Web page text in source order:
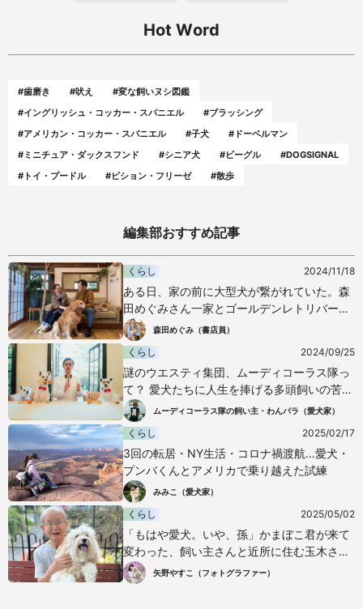
Hot Word
#歯磨き #吠え
#変な飼いヌシ図鑑
#イングリッシュ・コッカー・スパニエル
#ブラッシング
#アメリカン・コッカー・スパニエル
#子犬
#ドーベルマン
#ミニチュア・ダックスフンド
#シニア犬 #ビーグル
#DOGSIGNAL
#トイ・プードル
#ビション・フリーゼ #散歩
編集部おすすめ記事
くらし 2024/11/18
ある日、家の前に大型犬が繋がれていた。森
田めぐみさん一家とゴールデンレトリバー・
レイルの物語
森田めぐみ（書店員）
くらし 2024/09/25
謎のウエスティ集団、ムーディコーラス隊っ
て？ 愛犬たちに人生を捧げる多頭飼いの苦悩
と幸せムーディコーラス隊の飼い主・わんパラ（愛犬家）
くらし 2025/02/17
3回の転居・NY生活・コロナ禍渡航…愛犬・
プンバくんとアメリカで乗り越えた試練
みみこ（愛犬家）
くらし 2025/05/02
「もはや愛犬。いや、孫」かまぼこ君が来て
変わった、飼い主さんと近所に住む玉木さん
の人生矢野やすこ（フォトグラファー）